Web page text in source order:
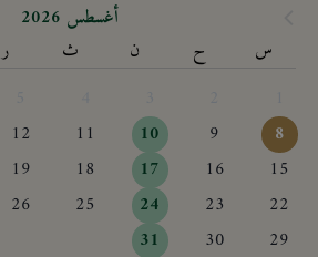
أغسطس 2026
س
ح ن ث ر
8
9
10
11
12
15
16
17
18
19
22
23
24
25
26
29
30
31